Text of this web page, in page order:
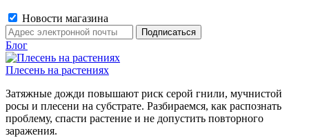
Новости магазина
Блог
Плесень на растениях
Затяжные дожди повышают риск серой гнили, мучнистой
росы и плесени на субстрате. Разбираемся, как распознать
проблему, спасти растение и не допустить повторного
заражения.